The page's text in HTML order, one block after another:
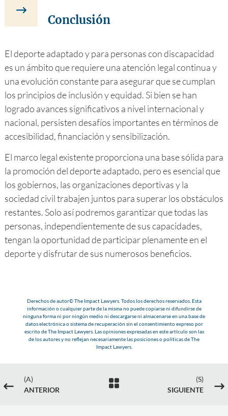
Conclusión
El deporte adaptado y para personas con discapacidad
es un ámbito que requiere una atención legal continua y
una evolución constante para asegurar que se cumplan
los principios de inclusión y equidad. Si bien se han
logrado avances significativos a nivel internacional y
nacional, persisten desafíos importantes en términos de
accesibilidad, financiación y sensibilización.
El marco legal existente proporciona una base sólida para
la promoción del deporte adaptado, pero es esencial que
los gobiernos, las organizaciones deportivas y la
sociedad civil trabajen juntos para superar los obstáculos
restantes. Solo así podremos garantizar que todas las
personas, independientemente de sus capacidades,
tengan la oportunidad de participar plenamente en el
deporte y disfrutar de sus numerosos beneficios.
Derechos de autor© The Impact Lawyers. Todos los derechos reservados. Esta
información o cualquier parte de la misma no puede copiarse ni difundirse de
ninguna forma ni por ningún medio ni descargarse ni almacenarse en una base de
datos electrónica o sistema de recuperación sin el consentimiento expreso por
escrito de The Impact Lawyers. Las opiniones expresadas en este artículo son las
de los autores y no reflejan necesariamente las posiciones o políticas de The
Impact Lawyers.
#
(A)
ANTERIOR

(S)
SIGUIENTE
$